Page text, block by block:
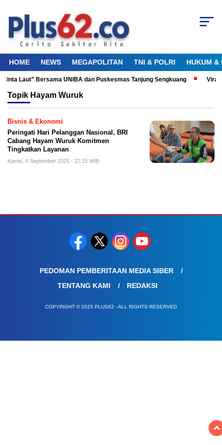
HOME NEWS MEGAPOLITAN TNI & POLRI HUKUM &
Laut” Bersama UNIBA dan Puskesmas Tanjung Sengkuang
Topik Hayam Wuruk
Bisnis & Ekonomi
Peringati Hari Pelanggan Nasional, BRI
Cabang Hayam Wuruk Komitmen
Tingkatkan Layanan
Kamis, 4 September 2025 - 22:15 WIB
PEDOMAN PEMBERITAAN MEDIA SIBER
TENTANG KAMI
REDAKSI
COPYRIGHT © 2025 PLUS62 - ALL RIGHTS RESERVED